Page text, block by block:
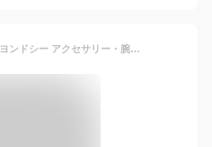
ペアネックレス【Men 4℃ ヨンドシー アクセサリー・腕時計 ネックレス シルバー【送料無料】[Rakuten Fashion]